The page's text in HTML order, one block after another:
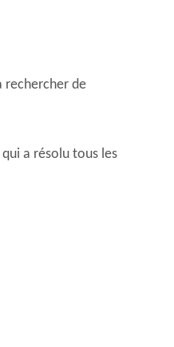
rechercher de
a résolu tous les